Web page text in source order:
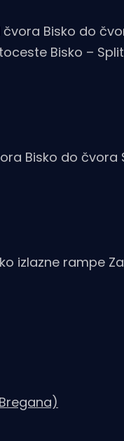
Bisko do
Bisko –
Bisko do čvora
izlazne rampe